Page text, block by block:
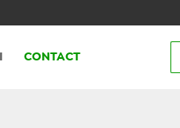
CONTACT